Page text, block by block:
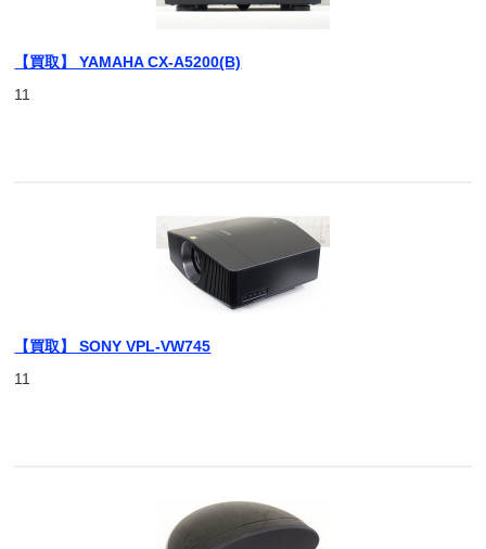
【買取】 YAMAHA CX-A5200(B)
11
【買取】 SONY VPL-VW745
11